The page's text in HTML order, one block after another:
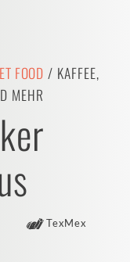
FOOD / KAFFEE,
MEHR
TexMex